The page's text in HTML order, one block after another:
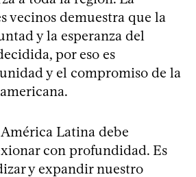
vecinos demuestra que la
y la esperanza del
por eso es
y el compromiso de la
Latina debe
con profundidad. Es
y expandir nuestro